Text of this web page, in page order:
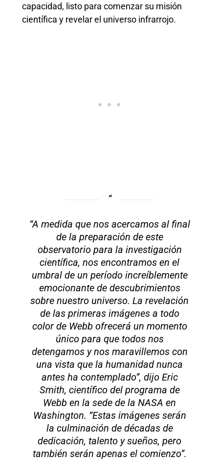
capacidad, listo para comenzar su misión
científica y revelar el universo infrarrojo.
“A medida que nos acercamos al final
de la preparación de este
observatorio para la investigación
científica, nos encontramos en el
umbral de un período increíblemente
emocionante de descubrimientos
sobre nuestro universo. La revelación
de las primeras imágenes a todo
color de Webb ofrecerá un momento
único para que todos nos
detengamos y nos maravillemos con
una vista que la humanidad nunca
antes ha contemplado”, dijo Eric
Smith, científico del programa de
Webb en la sede de la NASA en
Washington. “Estas imágenes serán
la culminación de décadas de
dedicación, talento y sueños, pero
también serán apenas el comienzo”.